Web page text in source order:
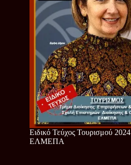
Ειδικό Τεύχος Τουρισμού 2024 |
ΕΛΜΕΠΑ